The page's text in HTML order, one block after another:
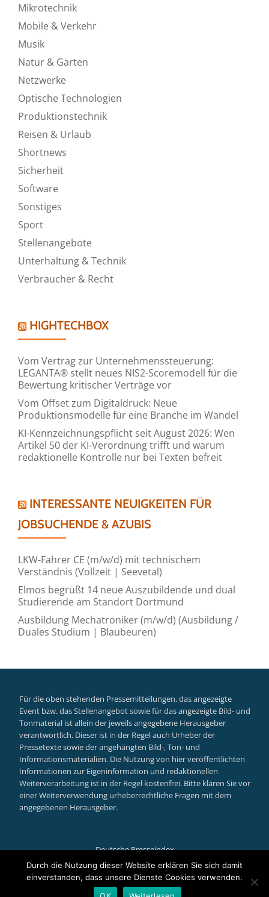
Mikrotechnik
Mobile & Verkehr
Musik
Natur & Garten
Netzwerke
Optische Technologien
Produktionstechnik
Reisen & Urlaub
Shortnews
Sicherheit
Software
Sonstiges
Sport
Stellenangebote
Unterhaltung & Technik
Verbraucher & Recht
HIGHTECHBOX
Vom Vertrag zur Unternehmenssteuerung:
LEGANTA® stellt neues NIS2-Scoremodell für die
Bewertung kritischer Verträge vor
Vom Offset zum Digitaldruck: Neue
Produktionsmodelle für eine Branche im Wandel
KI-Kennzeichnungspflicht seit August 2026: Wen
Artikel 50 der KI-Verordnung trifft und warum
redaktionelle Kontrolle nur bei Texten befreit
INTERESSANTE NEUIGKEITEN FÜR
JOBSUCHENDE & AZUBIS
LKW-Fahrer CE (m/w/d) mit technischem
Verständnis (Vollzeit | Seevetal)
Elmos begrüßt 14 neue Auszubildende und dual
Studierende am Standort Dortmund
Ausbildung Mechatroniker (m/w/d) (Ausbildung /
Duales Studium | Blaubeuren)
Für die oben stehenden Pressemitteilungen, das angezeigte
Event bzw. das Stellenangebot sowie für das angezeigte Bild- und
Tonmaterial ist allein der jeweils angegebene Herausgeber
verantwortlich. Dieser ist in der Regel auch Urheber der
Pressetexte sowie der angehängten Bild-, Ton- und
Informationsmaterialien. Die Nutzung von hier veröffentlichten
Informationen zur Eigeninformation und redaktionellen
Weiterverarbeitung ist in der Regel kostenfrei. Bitte klären Sie vor
einer Weiterverwendung urheberrechtliche Fragen mit dem
angegebenen Herausgeber.
Deutsche Presseindex
Secondary
Llorix One Litepowered by WordPress
Durch die Nutzung dieser Website erklären Sie sich damit
einverstanden, dass unsere Dienste Cookies verwenden.